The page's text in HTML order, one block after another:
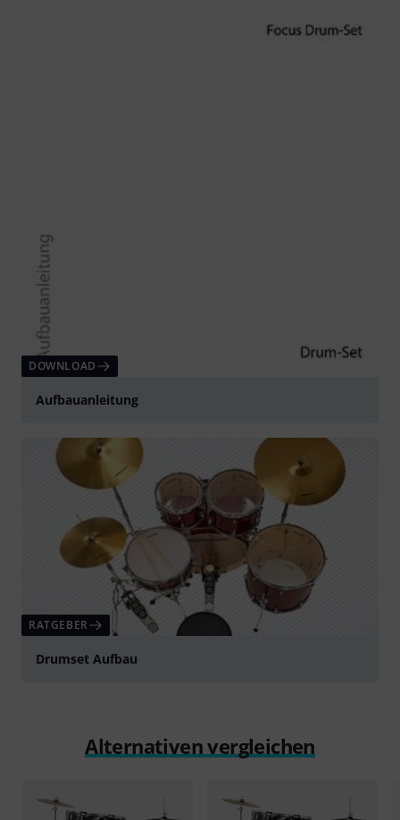
DOWNLOAD
Aufbauanleitung
RATGEBER
Drumset Aufbau
Alternativen vergleichen